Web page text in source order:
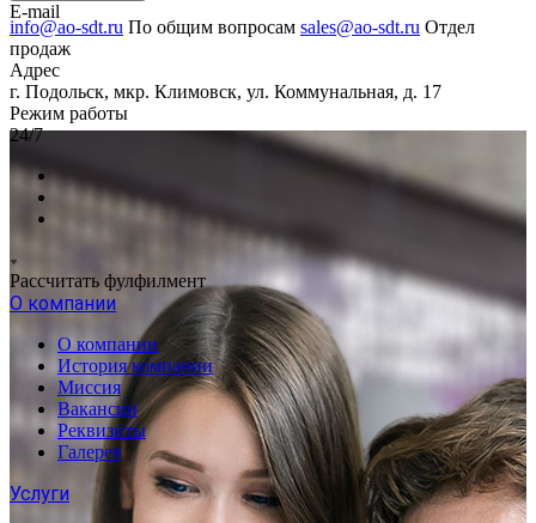
E-mail
info@ao-sdt.ru По общим вопросам sales@ao-sdt.ru Отдел
продаж
Адрес
г. Подольск, мкр. Климовск, ул. Коммунальная, д. 17
Режим работы
24/7
Рассчитать фулфилмент
О компании
О компании
История компании
Миссия
Вакансии
Реквизиты
Галерея
Услуги